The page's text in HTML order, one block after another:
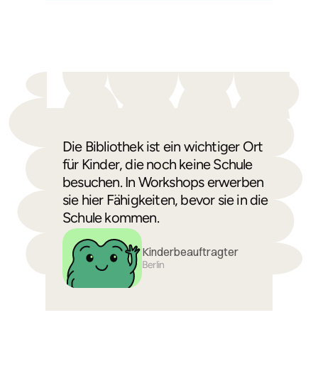
Die Bibliothek ist ein wichtiger Ort
für Kinder, die noch keine Schule
besuchen. In Workshops erwerben
sie hier Fähigkeiten, bevor sie in die
Schule kommen.
Kinderbeauftragter
Berlin